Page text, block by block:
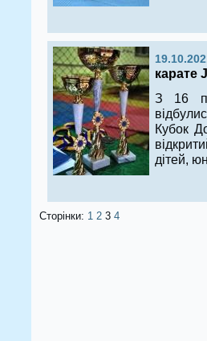
карате
З 16
Кубок
дітей,
Сторінки: 1 2 3 4